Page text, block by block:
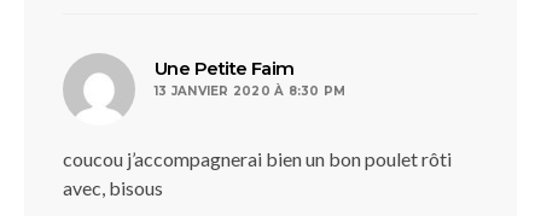
Une Petite Faim
13 JANVIER 2020 À 8:30 PM
coucou j’accompagnerai bien un bon poulet rôti
avec, bisous